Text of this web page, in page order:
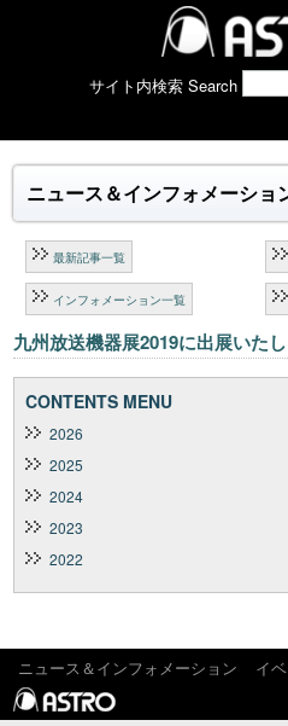
サイト内検索 Search
ニュース＆インフォメーショ
最新記事一覧
インフォメーション一覧
九州放送機器展2019に出展いたし
CONTENTS MENU
2026
2025
2024
2023
2022
ニュース＆インフォメーション イ